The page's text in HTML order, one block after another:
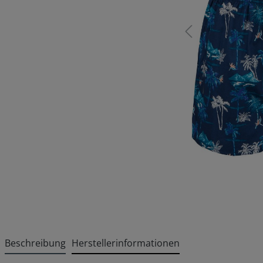
Beschreibung Herstellerinformationen